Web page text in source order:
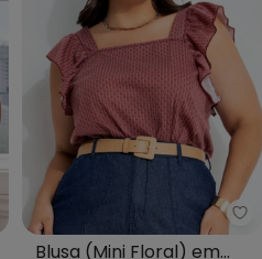
- Blusa (Bordô) em
Blusa (Mini Floral) em